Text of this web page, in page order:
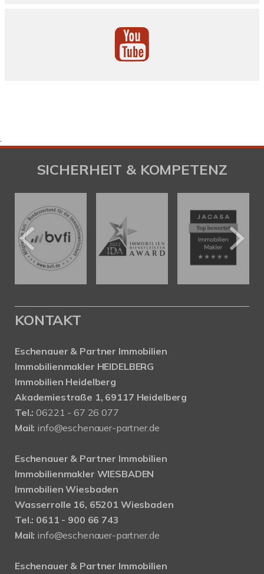
SICHERHEIT & KOMPETENZ
KONTAKT
Eschenauer & Partner Immobilien
Immobilienmakler HEIDELBERG
Immobilien Heidelberg
Akademiestraße 1, 69117 Heidelberg
Tel.:06221 - 67 26 077
Mail: info@eschenauer-partner.de
Eschenauer & Partner Immobilien
Immobilienmakler WIESBADEN
Immobilien Wiesbaden
Wasserrolle 16, 65201 Wiesbaden
Tel.: 0611 - 900 66 743
Mail: info@eschenauer-partner.de
Eschenauer & Partner Immobilien